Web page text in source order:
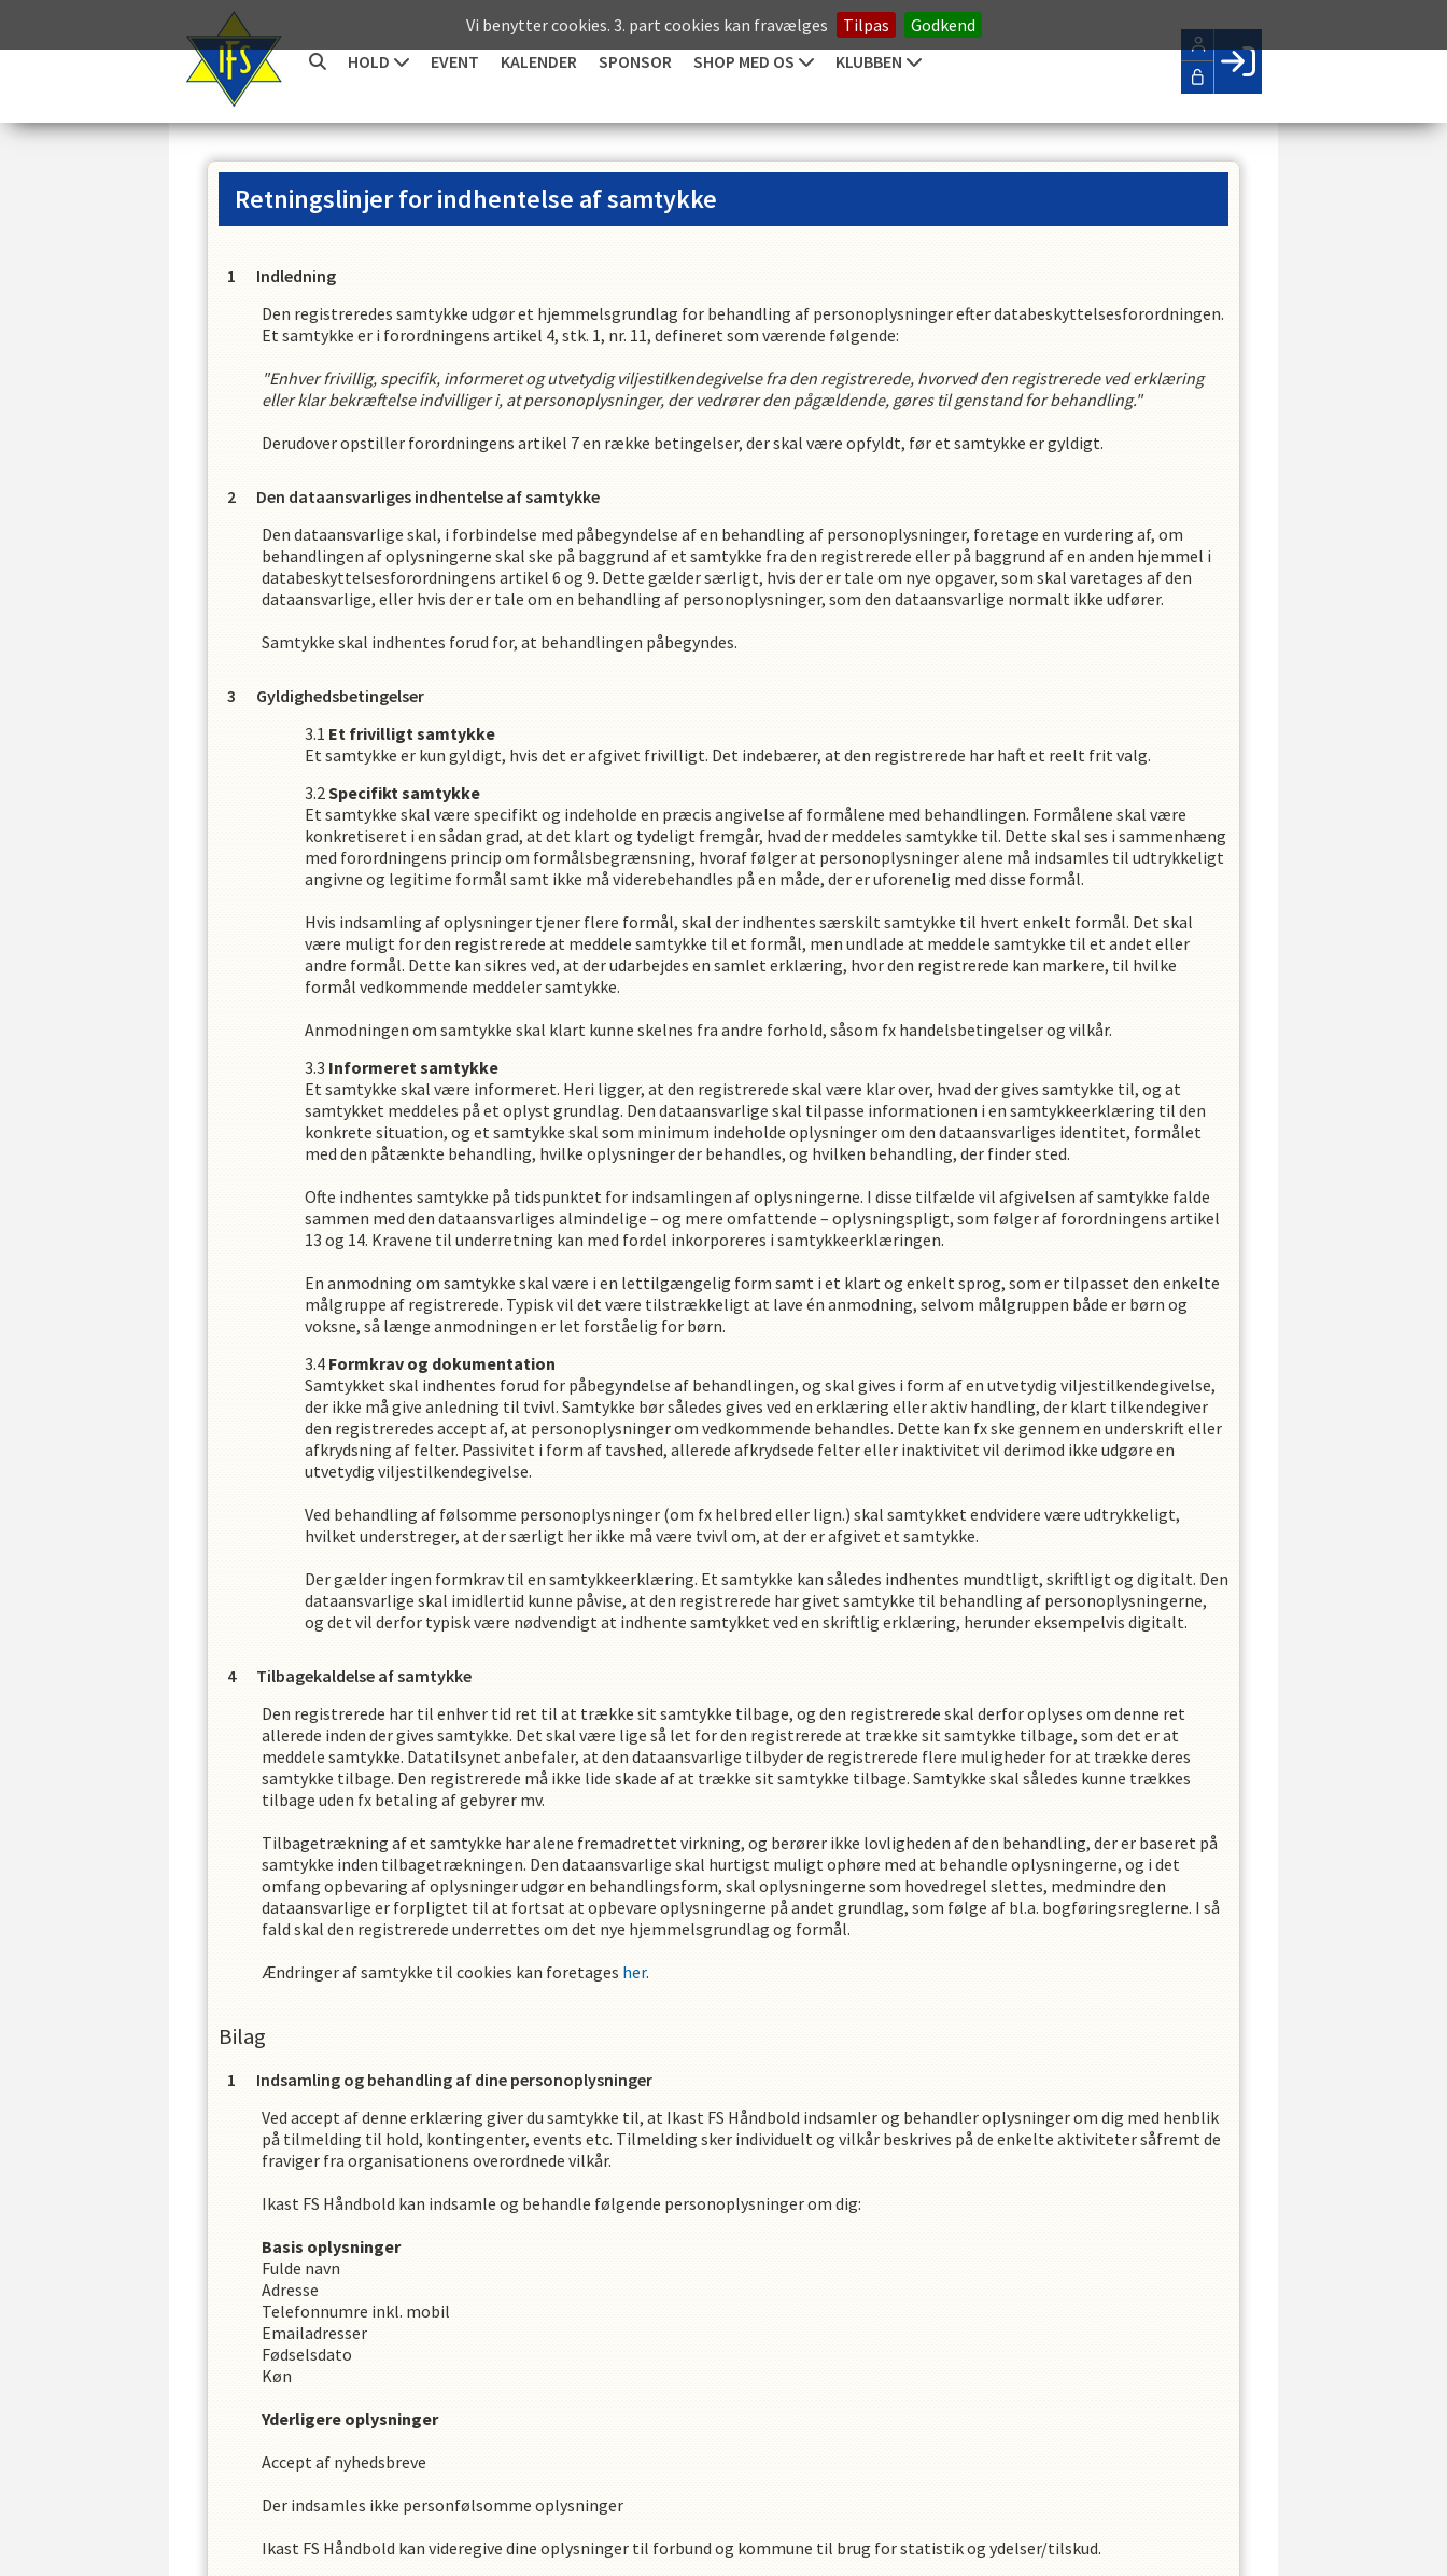
Vi benytter cookies. 3. part cookies kan fravælges Tilpas
Godkend
HOLD
EVENT KALENDER SPONSOR SHOP MED OS KLUBBEN
Retningslinjer for indhentelse af samtykke
Indledning
Den registreredes samtykke udgør et hjemmelsgrundlag for behandling af personoplysninger efter databeskyttelsesforordningen.
Et samtykke er i forordningens artikel 4, stk. 1, nr. 11, defineret som værende følgende:
"Enhver frivillig, specifik, informeret og utvetydig viljestilkendegivelse fra den registrerede, hvorved den registrerede ved erklæring
eller klar bekræftelse indvilliger i, at personoplysninger, der vedrører den pågældende, gøres til genstand for behandling."
Derudover opstiller forordningens artikel 7 en række betingelser, der skal være opfyldt, før et samtykke er gyldigt.
Den dataansvarliges indhentelse af samtykke
Den dataansvarlige skal, i forbindelse med påbegyndelse af en behandling af personoplysninger, foretage en vurdering af, om
behandlingen af oplysningerne skal ske på baggrund af et samtykke fra den registrerede eller på baggrund af en anden hjemmel i
databeskyttelsesforordningens artikel 6 og 9. Dette gælder særligt, hvis der er tale om nye opgaver, som skal varetages af den
dataansvarlige, eller hvis der er tale om en behandling af personoplysninger, som den dataansvarlige normalt ikke udfører.
Samtykke skal indhentes forud for, at behandlingen påbegyndes.
Gyldighedsbetingelser
Et frivilligt samtykke
Et samtykke er kun gyldigt, hvis det er afgivet frivilligt. Det indebærer, at den registrerede har haft et reelt frit valg.
Specifikt samtykke
Et samtykke skal være specifikt og indeholde en præcis angivelse af formålene med behandlingen. Formålene skal være
konkretiseret i en sådan grad, at det klart og tydeligt fremgår, hvad der meddeles samtykke til. Dette skal ses i sammenhæng
med forordningens princip om formålsbegrænsning, hvoraf følger at personoplysninger alene må indsamles til udtrykkeligt
angivne og legitime formål samt ikke må viderebehandles på en måde, der er uforenelig med disse formål.
Hvis indsamling af oplysninger tjener flere formål, skal der indhentes særskilt samtykke til hvert enkelt formål. Det skal
være muligt for den registrerede at meddele samtykke til et formål, men undlade at meddele samtykke til et andet eller
andre formål. Dette kan sikres ved, at der udarbejdes en samlet erklæring, hvor den registrerede kan markere, til hvilke
formål vedkommende meddeler samtykke.
Anmodningen om samtykke skal klart kunne skelnes fra andre forhold, såsom fx handelsbetingelser og vilkår.
Informeret samtykke
Et samtykke skal være informeret. Heri ligger, at den registrerede skal være klar over, hvad der gives samtykke til, og at
samtykket meddeles på et oplyst grundlag. Den dataansvarlige skal tilpasse informationen i en samtykkeerklæring til den
konkrete situation, og et samtykke skal som minimum indeholde oplysninger om den dataansvarliges identitet, formålet
med den påtænkte behandling, hvilke oplysninger der behandles, og hvilken behandling, der finder sted.
Ofte indhentes samtykke på tidspunktet for indsamlingen af oplysningerne. I disse tilfælde vil afgivelsen af samtykke falde
sammen med den dataansvarliges almindelige – og mere omfattende – oplysningspligt, som følger af forordningens artikel
13 og 14. Kravene til underretning kan med fordel inkorporeres i samtykkeerklæringen.
En anmodning om samtykke skal være i en lettilgængelig form samt i et klart og enkelt sprog, som er tilpasset den enkelte
målgruppe af registrerede. Typisk vil det være tilstrækkeligt at lave én anmodning, selvom målgruppen både er børn og
voksne, så længe anmodningen er let forståelig for børn.
Formkrav og dokumentation
Samtykket skal indhentes forud for påbegyndelse af behandlingen, og skal gives i form af en utvetydig viljestilkendegivelse,
der ikke må give anledning til tvivl. Samtykke bør således gives ved en erklæring eller aktiv handling, der klart tilkendegiver
den registreredes accept af, at personoplysninger om vedkommende behandles. Dette kan fx ske gennem en underskrift eller
afkrydsning af felter. Passivitet i form af tavshed, allerede afkrydsede felter eller inaktivitet vil derimod ikke udgøre en
utvetydig viljestilkendegivelse.
Ved behandling af følsomme personoplysninger (om fx helbred eller lign.) skal samtykket endvidere være udtrykkeligt,
hvilket understreger, at der særligt her ikke må være tvivl om, at der er afgivet et samtykke.
Der gælder ingen formkrav til en samtykkeerklæring. Et samtykke kan således indhentes mundtligt, skriftligt og digitalt. Den
dataansvarlige skal imidlertid kunne påvise, at den registrerede har givet samtykke til behandling af personoplysningerne,
og det vil derfor typisk være nødvendigt at indhente samtykket ved en skriftlig erklæring, herunder eksempelvis digitalt.
Tilbagekaldelse af samtykke
Den registrerede har til enhver tid ret til at trække sit samtykke tilbage, og den registrerede skal derfor oplyses om denne ret
allerede inden der gives samtykke. Det skal være lige så let for den registrerede at trække sit samtykke tilbage, som det er at
meddele samtykke. Datatilsynet anbefaler, at den dataansvarlige tilbyder de registrerede flere muligheder for at trække deres
samtykke tilbage. Den registrerede må ikke lide skade af at trække sit samtykke tilbage. Samtykke skal således kunne trækkes
tilbage uden fx betaling af gebyrer mv.
Tilbagetrækning af et samtykke har alene fremadrettet virkning, og berører ikke lovligheden af den behandling, der er baseret på
samtykke inden tilbagetrækningen. Den dataansvarlige skal hurtigst muligt ophøre med at behandle oplysningerne, og i det
omfang opbevaring af oplysninger udgør en behandlingsform, skal oplysningerne som hovedregel slettes, medmindre den
dataansvarlige er forpligtet til at fortsat at opbevare oplysningerne på andet grundlag, som følge af bl.a. bogføringsreglerne. I så
fald skal den registrerede underrettes om det nye hjemmelsgrundlag og formål.
Ændringer af samtykke til cookies kan foretages her.
Bilag
Indsamling og behandling af dine personoplysninger
Ved accept af denne erklæring giver du samtykke til, at Ikast FS Håndbold indsamler og behandler oplysninger om dig med henblik
på tilmelding til hold, kontingenter, events etc. Tilmelding sker individuelt og vilkår beskrives på de enkelte aktiviteter såfremt de
fraviger fra organisationens overordnede vilkår.
Ikast FS Håndbold kan indsamle og behandle følgende personoplysninger om dig:
Basis oplysninger
Fulde navn
Adresse
Telefonnumre inkl. mobil
Emailadresser
Fødselsdato
Køn
Yderligere oplysninger
Accept af nyhedsbreve
Der indsamles ikke personfølsomme oplysninger
Ikast FS Håndbold kan videregive dine oplysninger til forbund og kommune til brug for statistik og ydelser/tilskud.